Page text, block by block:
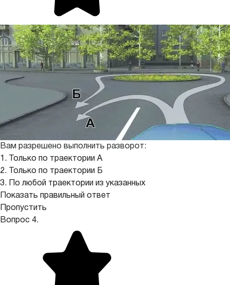
Вам разрешено выполнить разворот:
1. Только по траектории А
2. Только по траектории Б
3. По любой траектории из указанных
Показать правильный ответ
Пропустить
Вопрос 4.